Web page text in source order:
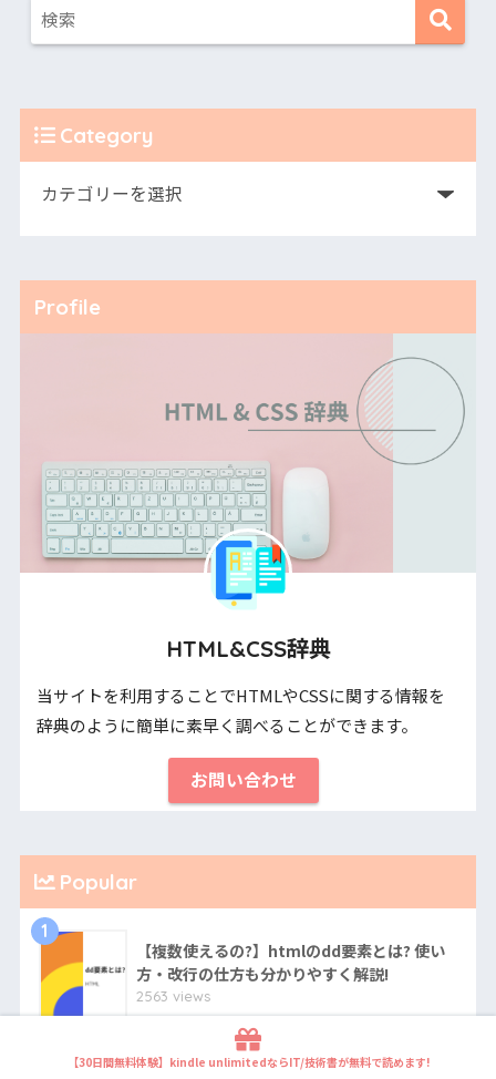
Category
Profile
HTML&CSS辞典
当サイトを利用することでHTMLやCSSに関する情報を
辞典のように簡単に素早く調べることができます。
お問い合わせ
Popular
1
【複数使えるの?】htmlのdd要素とは? 使い
方・改行の仕方も分かりやすく解説!
2563 views
【無料体験あり】Dockerがデプロイできるお
【30日間無料体験】kindle unlimitedならIT/技術書が無料で読めます!